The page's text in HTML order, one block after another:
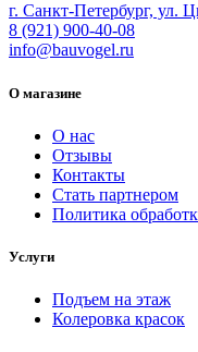
г. Санкт-Петербург, ул.
8 (921) 900-40-08
info@bauvogel.ru
О магазине
О нас
Отзывы
Контакты
Стать партнером
Политика
Услуги
Подъем на этаж
Колеровка красок